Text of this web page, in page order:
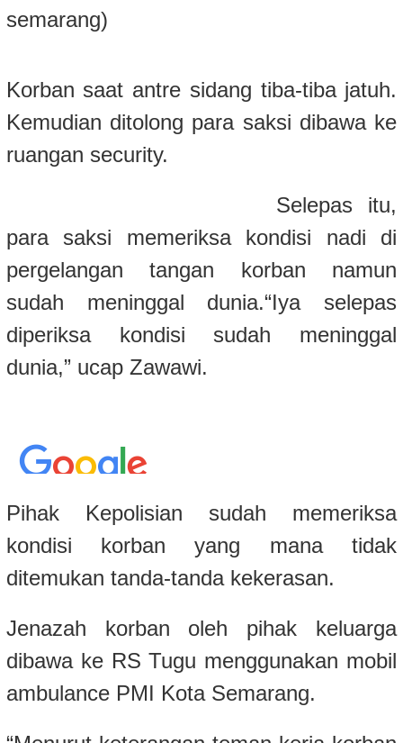
semarang)
Korban saat antre sidang tiba-tiba jatuh.
Kemudian ditolong para saksi dibawa ke
ruangan security.
Selepas itu,
para saksi memeriksa kondisi nadi di
pergelangan tangan korban namun
sudah meninggal dunia.“Iya selepas
diperiksa kondisi sudah meninggal
dunia,” ucap Zawawi.
Pihak Kepolisian sudah memeriksa
kondisi korban yang mana tidak
ditemukan tanda-tanda kekerasan.
Jenazah korban oleh pihak keluarga
dibawa ke RS Tugu menggunakan mobil
ambulance PMI Kota Semarang.